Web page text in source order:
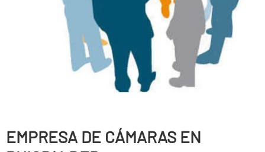
EMPRESA DE CÁMARAS EN